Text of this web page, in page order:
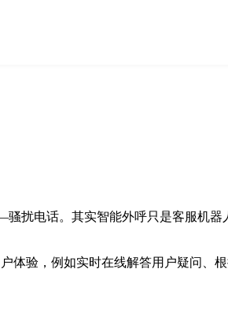
电话。其实智能外呼只是客服机器
验，例如实时在线解答用户疑问、